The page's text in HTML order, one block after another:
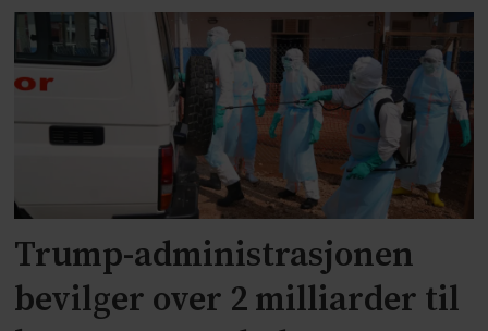
Trump-administrasjonen
bevilger over 2 milliarder til